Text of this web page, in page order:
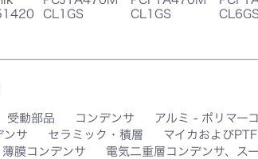
CL1GS
CL1GS
CL6GS
受動部品 コンデンサ アルミ - ポリマー
ンサ
セラミック・積層 マイカおよび
薄膜コンデンサ 電気二重層コンデンサ、ス